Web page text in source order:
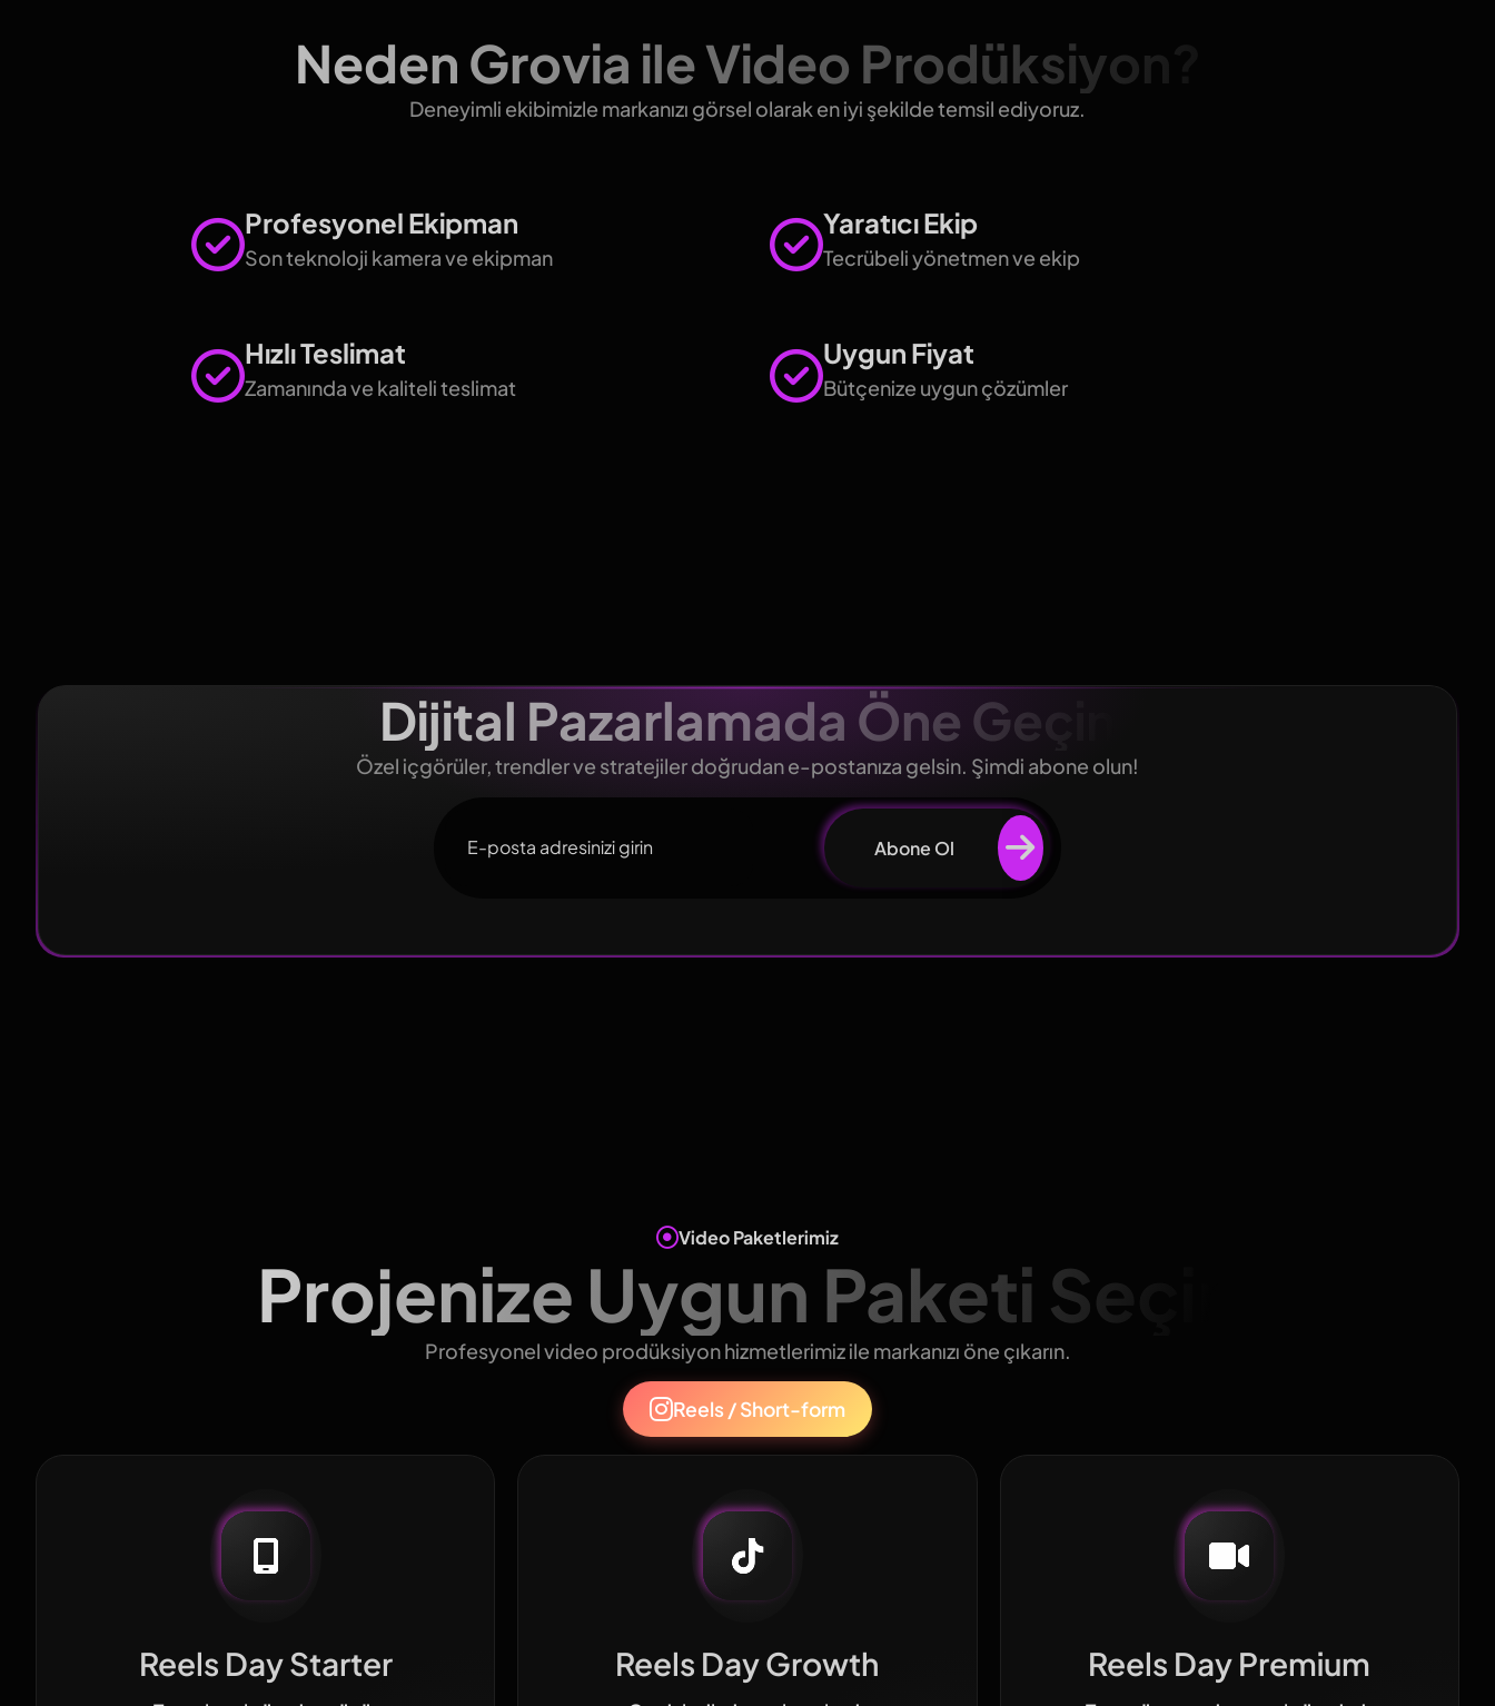
Neden Grovia ile Video Prodüksiyon?
Deneyimli ekibimizle markanızı görsel olarak en iyi şekilde temsil ediyoruz.
Profesyonel Ekipman
Son teknoloji kamera ve ekipman
Yaratıcı Ekip
Tecrübeli yönetmen ve ekip
Hızlı Teslimat
Zamanında ve kaliteli teslimat
Uygun Fiyat
Bütçenize uygun çözümler
Dijital Pazarlamada Öne Geçin
Özel içgörüler, trendler ve stratejiler doğrudan e-postanıza gelsin. Şimdi abone olun!
Abone Ol
Video Paketlerimiz
Projenize Uygun Paketi Seçin
Profesyonel video prodüksiyon hizmetlerimiz ile markanızı öne çıkarın.
Reels / Short-form
Reels Day Starter Reels Day Growth Reels Day Premium